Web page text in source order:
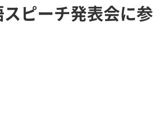
ピーチ発表会に参